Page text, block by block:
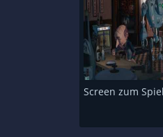
Screen zum